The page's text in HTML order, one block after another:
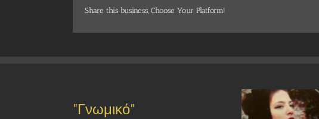
Share this business, Choose Your Platform!
"Γνωμικό"